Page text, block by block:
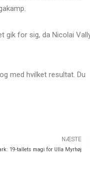
gik for sig, da Nicolai
med hvilket resultat. Du
NÆSTE
19-tallets magi for Ulla Myrhøj